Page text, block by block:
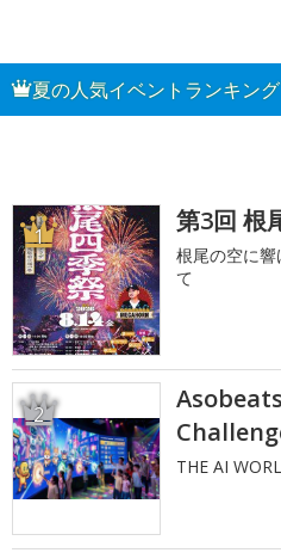
夏の人気イベントランキング
1 第3回 根
根尾の空に
て
2
THE AI